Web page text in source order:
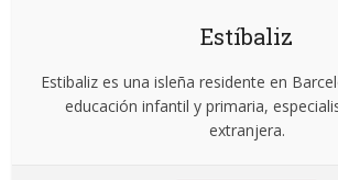
Estíbaliz
Estibaliz es una isleña residente en
educación infantil y primaria,
extranjera.